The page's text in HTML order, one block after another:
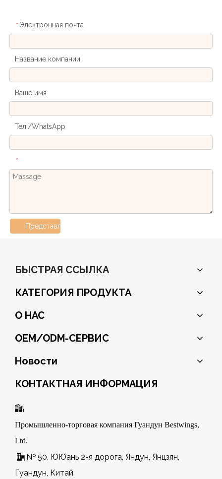
* Электронная почта
Название компании
Ваше имя
Тел./WhatsApp
*
Представлять на рассмотрение
БЫСТРАЯ ССЫЛКА
КАТЕГОРИЯ ПРОДУКТА
О НАС
OEM/ODM-СЕРВИС
Новости
КОНТАКТНАЯ ИНФОРМАЦИЯ

Промышленно-торговая компания Гуандун Bestwings,
Ltd.
 № 50, ЮЮань 2-я дорога, Яндун, Янцзян,
Гуандун, Китай